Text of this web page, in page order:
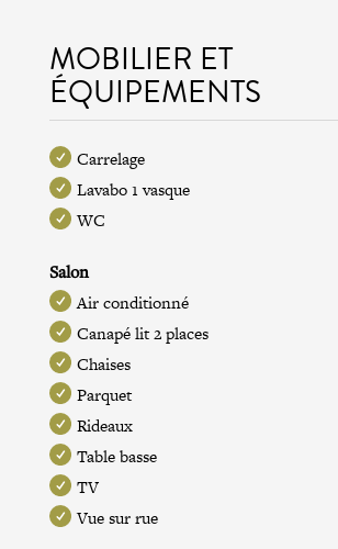
MOBILIER ET
ÉQUIPEMENTS
Carrelage
Lavabo 1 vasque
WC
Salon
Air conditionné
Canapé lit 2 places
Chaises
Parquet
Rideaux
Table basse
TV
Vue sur rue